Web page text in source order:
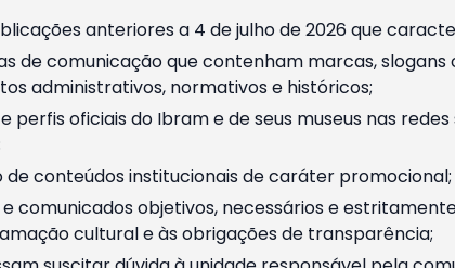
anteriores a 4 de julho de 2026 que
de comunicação que contenham marcas,
administrativos, normativos e históricos;
oficiais do Ibram e de seus museus nas
conteúdos institucionais de caráter promocional;
comunicados objetivos, necessários e
cultural e às obrigações de transparência;